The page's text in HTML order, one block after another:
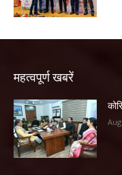
महत्वपूर्ण खबरें